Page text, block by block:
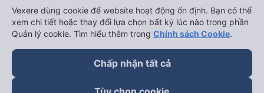
Vexere dùng cookie để website hoạt động ổn định. Bạn có thể
xem chi tiết hoặc thay đổi lựa chọn bất kỳ lúc nào trong phần
Quản lý cookie. Tìm hiểu thêm trong Chính sách Cookie.
Chấp nhận tất cả